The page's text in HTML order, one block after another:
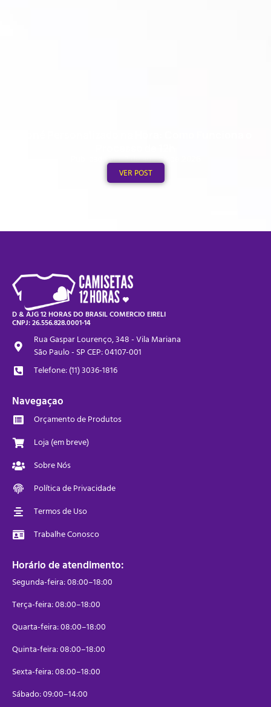
Publicado em: 3 de agosto de 2026
VER POST
D & AJG 12 HORAS DO BRASIL COMERCIO EIRELI
CNPJ: 26.556.828.0001-14
Rua Gaspar Lourenço, 348 - Vila Mariana
São Paulo - SP CEP: 04107-001
Telefone: (11) 3036-1816
Navegaçao
Orçamento de Produtos
Loja (em breve)
Sobre Nós
Política de Privacidade
Termos de Uso
Trabalhe Conosco
Horário de atendimento:
Segunda-feira: 08:00–18:00
Terça-feira: 08:00–18:00
Quarta-feira: 08:00–18:00
Quinta-feira: 08:00–18:00
Sexta-feira: 08:00–18:00
Sábado: 09:00–14:00